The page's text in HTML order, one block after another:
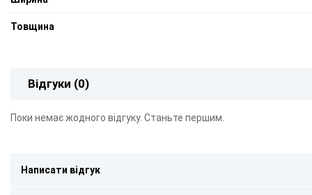
Товщина
Відгуки (0)
Поки немає жодного відгуку. Станьте першим.
Написати відгук